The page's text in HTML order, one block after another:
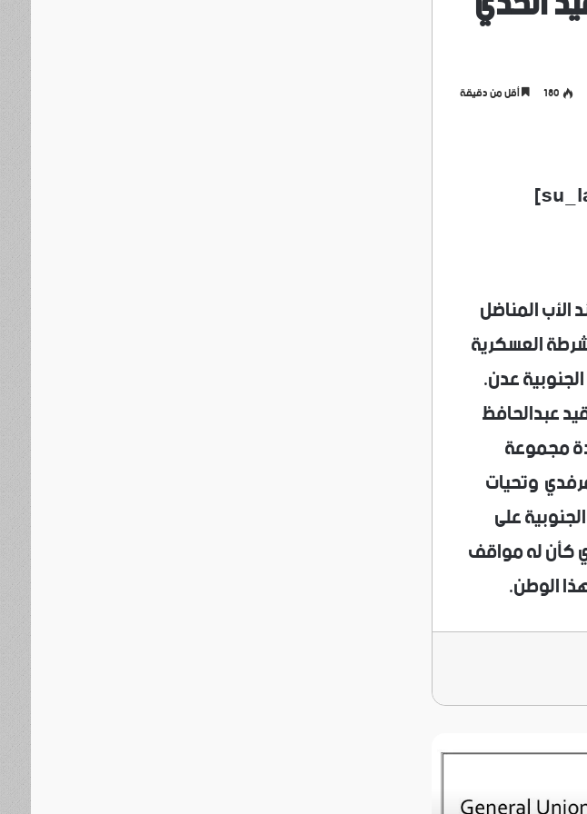
180
أقل من دقيقة
الأب المناضل
العسكرية
عدن.
وأحد مؤسسي مجموعة ٢١مايو العقيد عبدالحافظ
مجموعة
وتحيات
والخارج. حيث كانت مجموعة ٢١مايو الجنوبية على
كأن له مواقف
الوطن.